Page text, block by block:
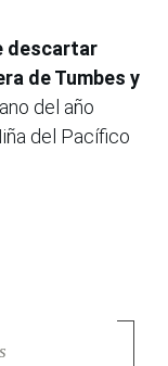
descartar
de Tumbes y
del año
del Pacífico